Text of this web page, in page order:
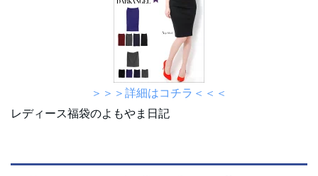
＞＞＞詳細はコチラ＜＜＜
レディース福袋のよもやま日記